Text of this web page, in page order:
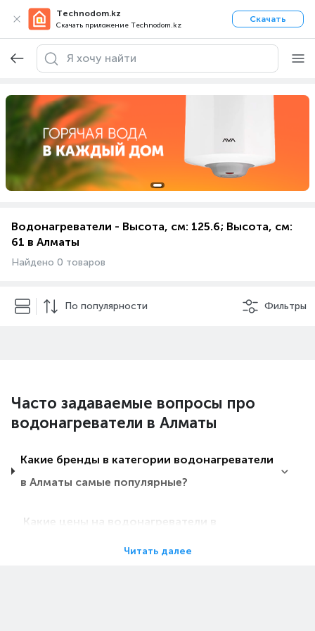
Technodom.kz
Скачать приложение Technodom.kz
Скачать
Водонагреватели - Высота, см: 125.6; Высота, см:
61 в Алматы
Найдено 0 товаров
По популярности Фильтры
Часто задаваемые вопросы про
водонагреватели в Алматы
Какие бренды в категории водонагреватели
в Алматы самые популярные?
Какие цены на водонагреватели в
Читать далее